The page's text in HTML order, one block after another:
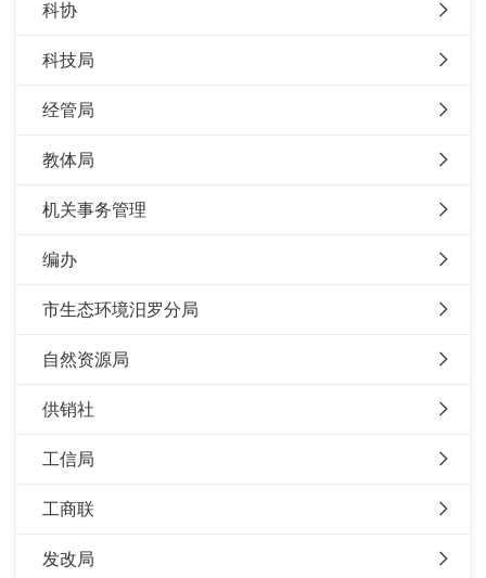
科协
科技局
经管局
教体局
机关事务管理
编办
市生态环境汨罗分局
自然资源局
供销社
工信局
工商联
发改局